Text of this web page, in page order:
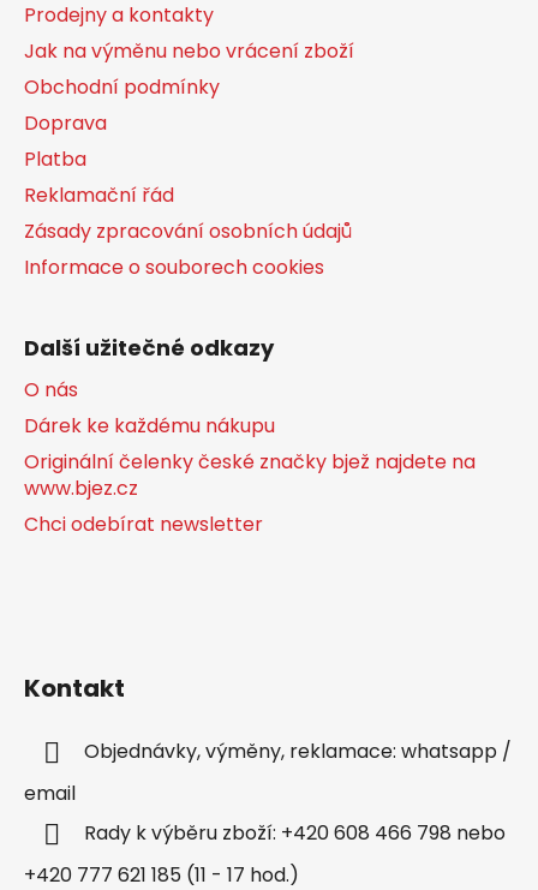
Prodejny a kontakty
Jak na výměnu nebo vrácení zboží
Obchodní podmínky
Doprava
Platba
Reklamační řád
Zásady zpracování osobních údajů
Informace o souborech cookies
Další užitečné odkazy
O nás
Dárek ke každému nákupu
Originální čelenky české značky bjež najdete na
www.bjez.cz
Chci odebírat newsletter
Kontakt
Objednávky, výměny, reklamace: whatsapp /
email
Rady k výběru zboží: +420 608 466 798 nebo
+420 777 621 185 (11 - 17 hod.)